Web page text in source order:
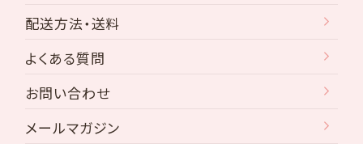
配送方法・送料
よくある質問
お問い合わせ
メールマガジン